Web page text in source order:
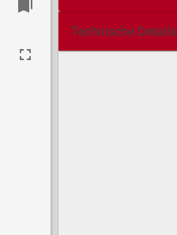
Technische Details